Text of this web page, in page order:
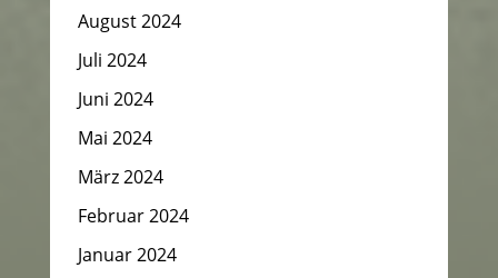
August 2024
Juli 2024
Juni 2024
Mai 2024
März 2024
Februar 2024
Januar 2024